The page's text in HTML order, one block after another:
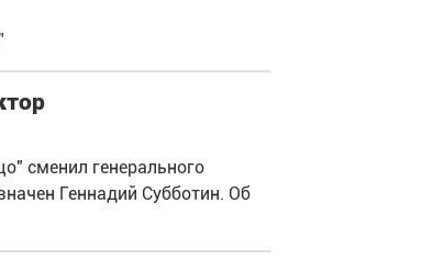
сменил генерального
Геннадий Субботин. Об